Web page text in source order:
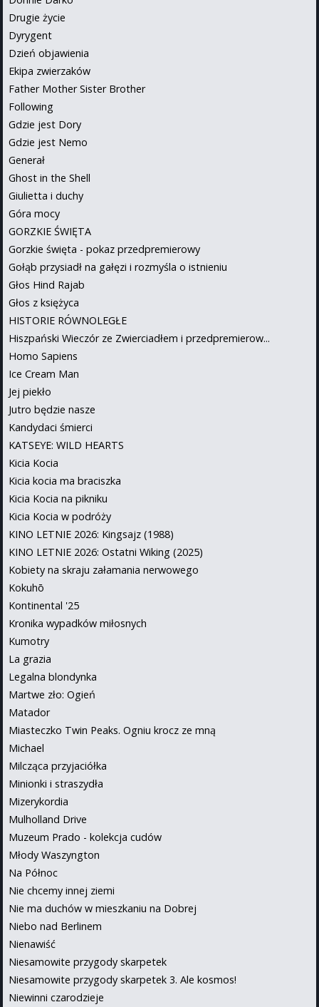
Drugie życie
Dyrygent
Dzień objawienia
Ekipa zwierzaków
Father Mother Sister Brother
Following
Gdzie jest Dory
Gdzie jest Nemo
Generał
Ghost in the Shell
Giulietta i duchy
Góra mocy
GORZKIE ŚWIĘTA
Gorzkie święta - pokaz przedpremierowy
Gołąb przysiadł na gałęzi i rozmyśla o istnieniu
Głos Hind Rajab
Głos z księżyca
HISTORIE RÓWNOLEGŁE
Hiszpański Wieczór ze Zwierciadłem i przedpremierow...
Homo Sapiens
Ice Cream Man
Jej piekło
Jutro będzie nasze
Kandydaci śmierci
KATSEYE: WILD HEARTS
Kicia Kocia
Kicia kocia ma braciszka
Kicia Kocia na pikniku
Kicia Kocia w podróży
KINO LETNIE 2026: Kingsajz (1988)
KINO LETNIE 2026: Ostatni Wiking (2025)
Kobiety na skraju załamania nerwowego
Kokuhō
Kontinental '25
Kronika wypadków miłosnych
Kumotry
La grazia
Legalna blondynka
Martwe zło: Ogień
Matador
Miasteczko Twin Peaks. Ogniu krocz ze mną
Michael
Milcząca przyjaciółka
Minionki i straszydła
Mizerykordia
Mulholland Drive
Muzeum Prado - kolekcja cudów
Młody Waszyngton
Na Północ
Nie chcemy innej ziemi
Nie ma duchów w mieszkaniu na Dobrej
Niebo nad Berlinem
Nienawiść
Niesamowite przygody skarpetek
Niesamowite przygody skarpetek 3. Ale kosmos!
Niewinni czarodzieje